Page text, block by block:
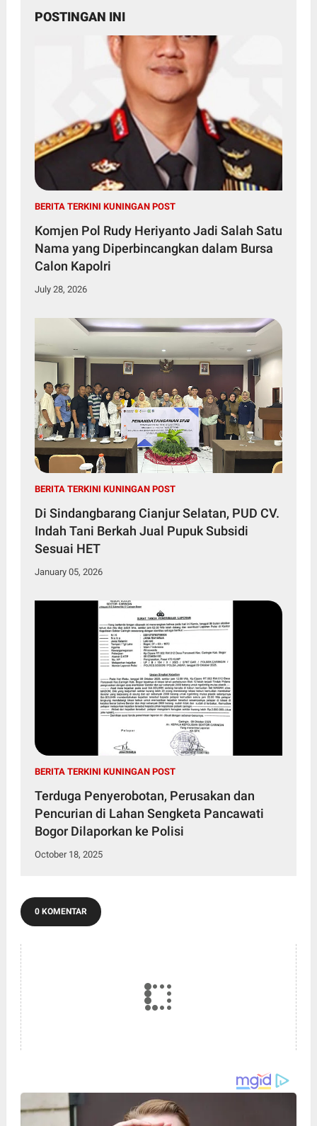
POSTINGAN INI
BERITA TERKINI KUNINGAN POST
Komjen Pol Rudy Heriyanto Jadi Salah Satu
Nama yang Diperbincangkan dalam Bursa
Calon Kapolri
July 28, 2026
BERITA TERKINI KUNINGAN POST
Di Sindangbarang Cianjur Selatan, PUD CV.
Indah Tani Berkah Jual Pupuk Subsidi
Sesuai HET
January 05, 2026
BERITA TERKINI KUNINGAN POST
Terduga Penyerobotan, Perusakan dan
Pencurian di Lahan Sengketa Pancawati
Bogor Dilaporkan ke Polisi
October 18, 2025
0 KOMENTAR